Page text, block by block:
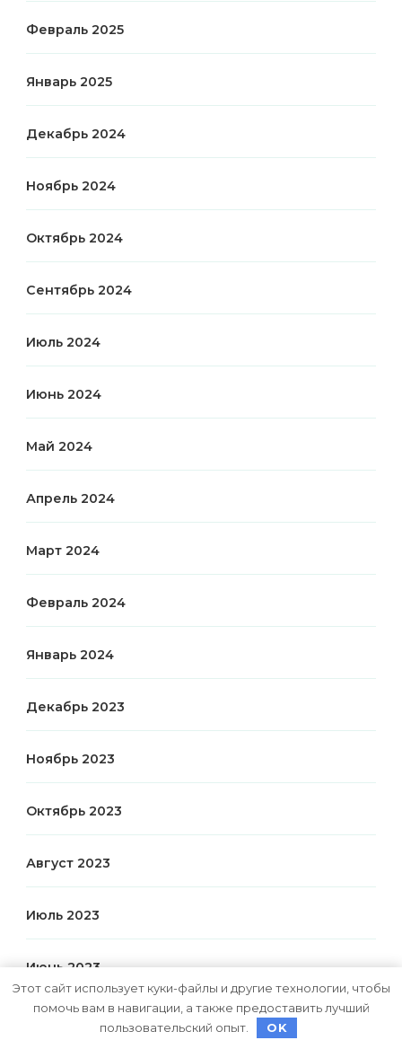
Февраль 2025
Январь 2025
Декабрь 2024
Ноябрь 2024
Октябрь 2024
Сентябрь 2024
Июль 2024
Июнь 2024
Май 2024
Апрель 2024
Март 2024
Февраль 2024
Январь 2024
Декабрь 2023
Ноябрь 2023
Октябрь 2023
Август 2023
Июль 2023
Июнь 2023
Этот сайт использует куки-файлы и другие технологии, чтобы
помочь вам в навигации, а также предоставить лучший
пользовательский опыт.
OK